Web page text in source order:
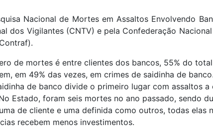
Nacional de Mortes em Assaltos Envolvendo
dos Vigilantes (CNTV) e pela Confederação
de mortes é entre clientes dos bancos, 55% do
em 49% das vezes, em crimes de saidinha de
de banco divide o primeiro lugar com assaltos a
Estado, foram seis mortes no ano passado, sendo
de cliente e uma definida como outros, todas elas
recebem menos investimentos.